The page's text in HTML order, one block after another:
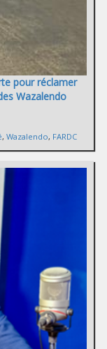
pour réclamer
Wazalendo
, Wazalendo, FARDC